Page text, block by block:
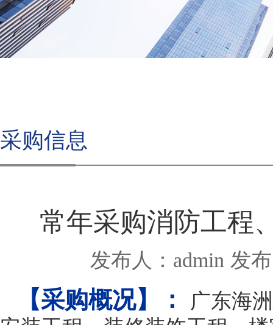
采购信息
常年采购消防工程
发布人：admin 发
【采购概况】 ：
广东海